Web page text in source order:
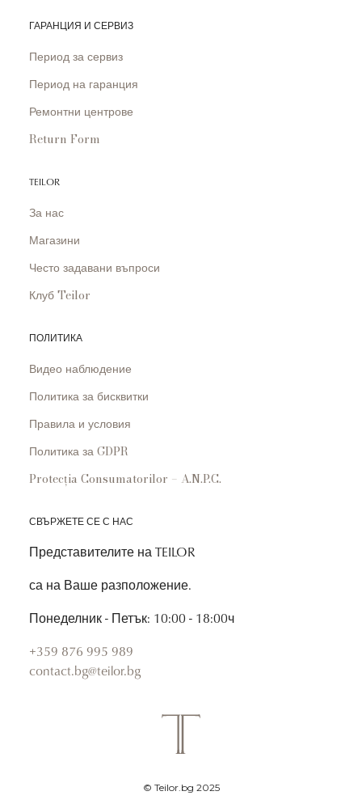
ГАРАНЦИЯ И СЕРВИЗ
Период за сервиз
Период на гаранция
Ремонтни центрове
Return Form
TEILOR
За нас
Магазини
Често задавани въпроси
Клуб Teilor
ПОЛИТИКА
Видео наблюдение
Политика за бисквитки
Правила и условия
Политика за GDPR
Protecția Consumatorilor – A.N.P.C.
СВЪРЖЕТЕ СЕ С НАС
Представителите на TEILOR
са на Ваше разположение.
Понеделник - Петък: 10:00 - 18:00ч
+359 876 995 989
contact.bg@teilor.bg
© Teilor.bg 2025